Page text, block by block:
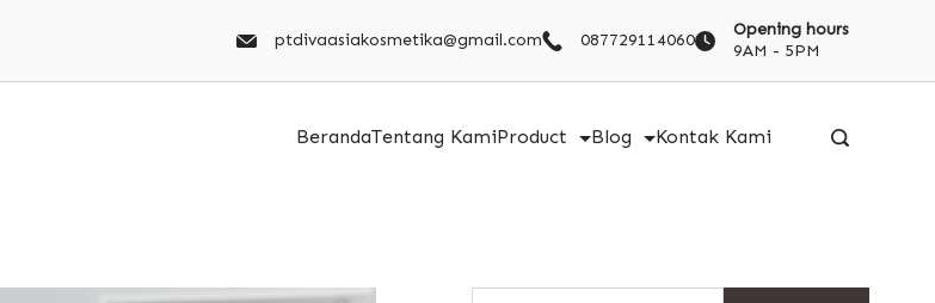
ptdivaasiakosmetika@gmail.com 087729114060
Opening hours
9AM - 5PM
BerandaTentang KamiProduct Blog Kontak Kami